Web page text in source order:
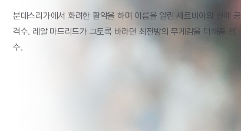
분데스리가에서 화려한 활약을 하며 이름을 알린 세르비아의 신예 공
격수. 레알 마드리드가 그토록 바라던 최전방의 무게감을 더해줄 선
수.